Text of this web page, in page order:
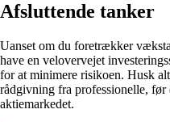
Afsluttende tanker
Uanset om du foretrækker
have en velovervejet
for at minimere risikoen. Husk
rådgivning fra professionelle, før
aktiemarkedet.